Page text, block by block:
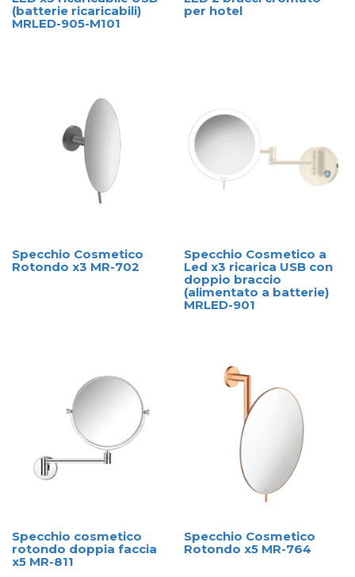
(batterie ricaricabili)
MRLED-905-M101
per hotel
Specchio Cosmetico
Rotondo x3 MR-702
Specchio Cosmetico a
Led x3 ricarica USB con
doppio braccio
(alimentato a batterie)
MRLED-901
Specchio cosmetico
rotondo doppia faccia
x5 MR-811
Specchio Cosmetico
Rotondo x5 MR-764